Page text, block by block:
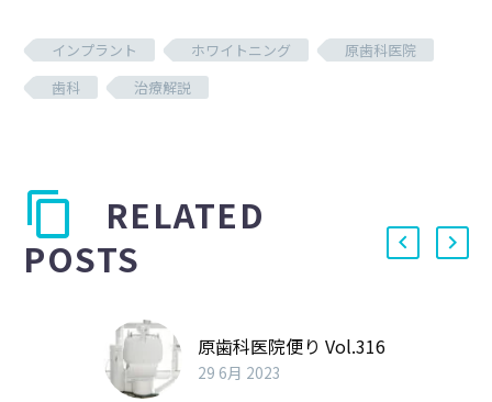
インプラント ホワイトニング
原歯科医院
歯科
治療解説
RELATED
POSTS
原歯科医院便り Vol.316
29 6月 2023